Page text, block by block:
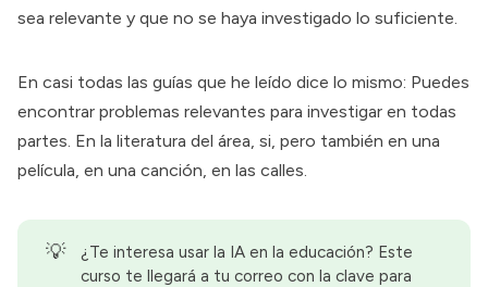
sea relevante y que no se haya investigado lo suficiente.
En casi todas las guías que he leído dice lo mismo: Puedes
encontrar problemas relevantes para investigar en todas
partes. En la literatura del área, si, pero también en una
película, en una canción, en las calles.
💡
¿Te interesa usar la IA en la educación? Este
curso te llegará a tu correo con la clave para